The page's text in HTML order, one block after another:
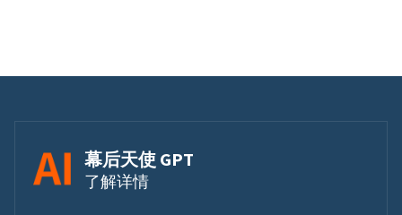
幕后天使 GPT
了解详情